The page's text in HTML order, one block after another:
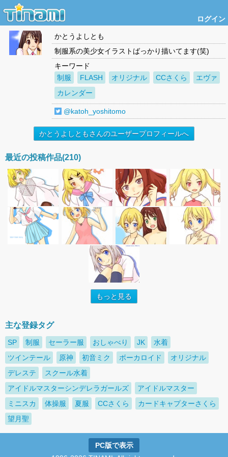
ログイン
かとうよしとも
制服系の美少女イラストばっかり描いてます(笑)
キーワード
制服
FLASH オリジナル CCさくら
エヴァ
カレンダー
@katoh_yoshitomo
かとうよしともさんのユーザープロフィールへ
最近の投稿作品(210)
もっと見る
主な登録タグ
SP 制服 セーラー服 おしゃべり JK
水着
ツインテール
原神 初音ミク ボーカロイド
オリジナル
デレステ
スクール水着
アイドルマスターシンデレラガールズ
アイドルマスター
ミニスカ
体操服 夏服 CCさくら
カードキャプターさくら
望月聖
PC版で表示